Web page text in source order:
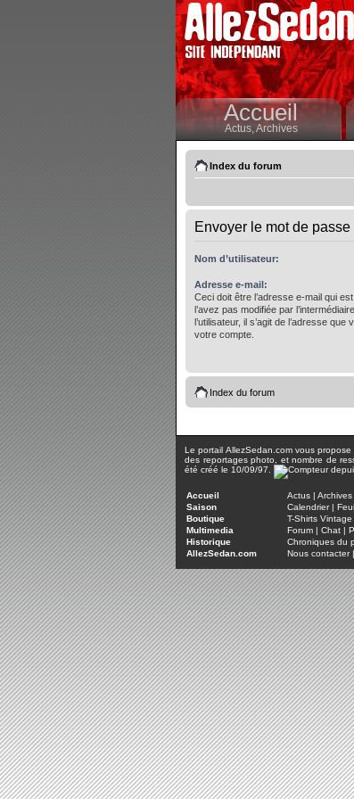
Accueil
Actus,Archives
Index du forum
Envoyer le mot de passe
Nom d’utilisateur:
Adresse e-mail:
Ceci doit être l’adresse e-mail qui
l’avez pas modifiée par
l’utilisateur, il s’agit de l’adresse
votre compte.
Index du forum
Le portail AllezSedan.com vous
des reportages photo, et nombre de
été créé le 10/09/97.
Accueil Actus | Archives
Saison
Calendrier|
Boutique
T-Shirts
Multimedia
Forum | Chat |
Historique
Chroniques du
AllezSedan.com
Nous contacter|